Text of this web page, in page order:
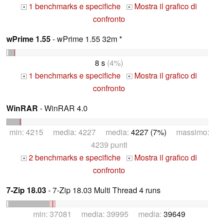
+ 1 benchmarks e specifiche + Mostra il grafico di
confronto
wPrime 1.55- wPrime 1.55 32m *
8 s (4%)
+ 1 benchmarks e specifiche + Mostra il grafico di
confronto
WinRAR - WinRAR 4.0
min: 4215 media: 4227 media: 4227 (7%) massimo:
4239 punti
+ 2 benchmarks e specifiche + Mostra il grafico di
confronto
7-Zip 18.03- 7-Zip 18.03 Multi Thread 4 runs
min: 37081 media: 39995 media: 39649